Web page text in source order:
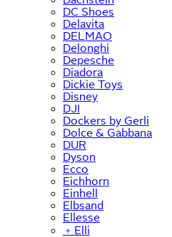
DC Shoes
Delavita
DELMAO
Delonghi
Depesche
Diadora
Dickie Toys
Disney
DJI
Dockers by Gerli
Dolce & Gabbana
DUR
Dyson
Ecco
Eichhorn
Einhell
Elbsand
Ellesse
﹢ Elli